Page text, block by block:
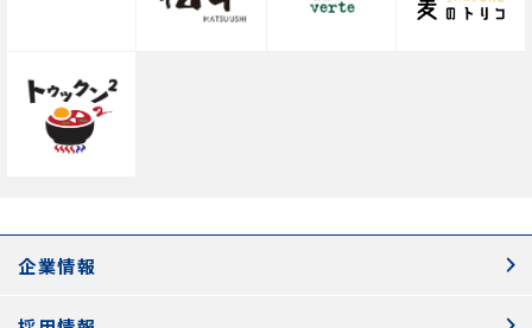
企業情報